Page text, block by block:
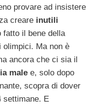
provare ad insistere
creare inutili
fatto il bene della
olimpici. Ma non è
ancora che ci sia il
male e, solo dopo
scopra di dover
settimane. E